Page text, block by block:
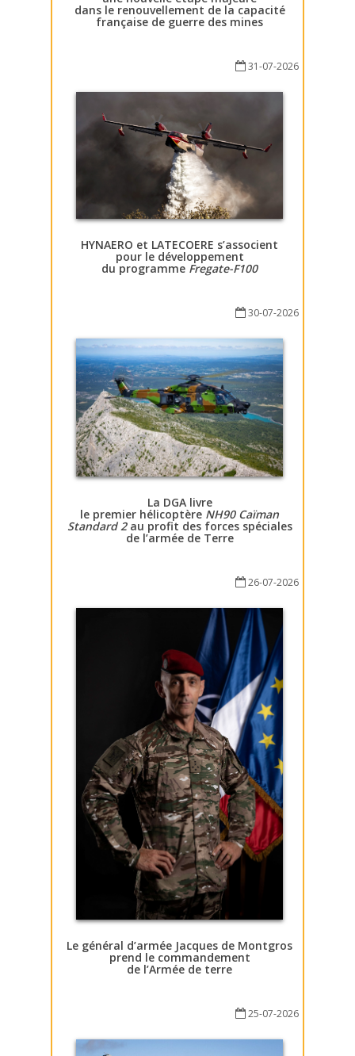
dans le renouvellement de la capacité
française de guerre des mines
31-07-2026
HYNAERO et LATECOERE s’associent
pour le développement
du programme Fregate-F100
30-07-2026
La DGA livre
le premier hélicoptère NH90 Caïman
Standard 2au profit des forces spéciales
de l’armée de Terre
26-07-2026
Le général d’armée Jacques de Montgros
prend le commandement
de l’Armée de terre
25-07-2026